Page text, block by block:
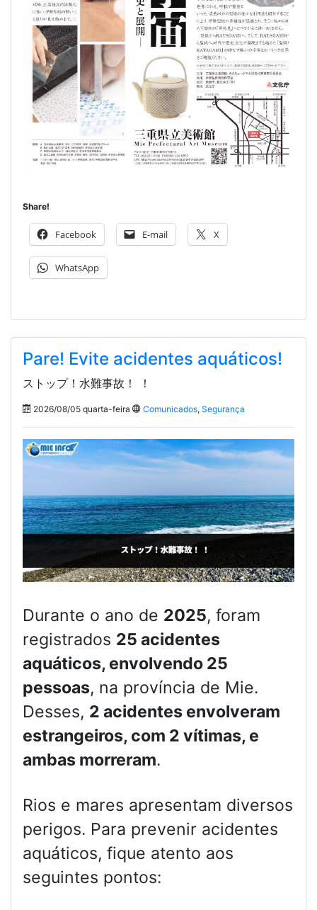
Share!
Facebook E-mail X
WhatsApp
Pare! Evite acidentes aquáticos!
ストップ！水難事故！ ！
2026/08/05 quarta-feira Comunicados, Segurança
Durante o ano de 2025, foram
registrados 25 acidentes
aquáticos, envolvendo 25
pessoas, na província de Mie.
Desses, 2 acidentes envolveram
estrangeiros, com 2 vítimas, e
ambas morreram.
Rios e mares apresentam diversos
perigos. Para prevenir acidentes
aquáticos, fique atento aos
seguintes pontos: